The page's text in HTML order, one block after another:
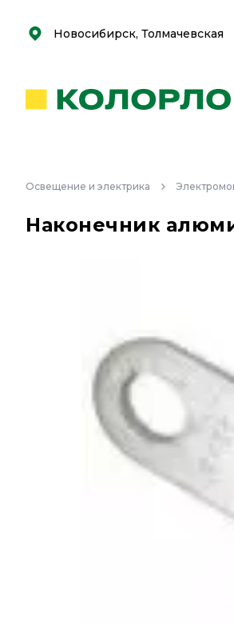
Скоро
Скоро
Новосибирск, Толмачевская
Освещение и электрика
Наконечник